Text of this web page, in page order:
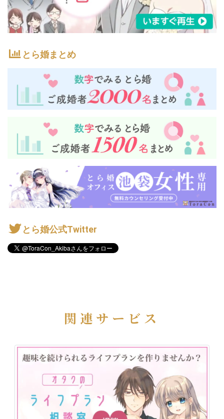
とら婚まとめ
とら婚公式Twitter
関連サービス